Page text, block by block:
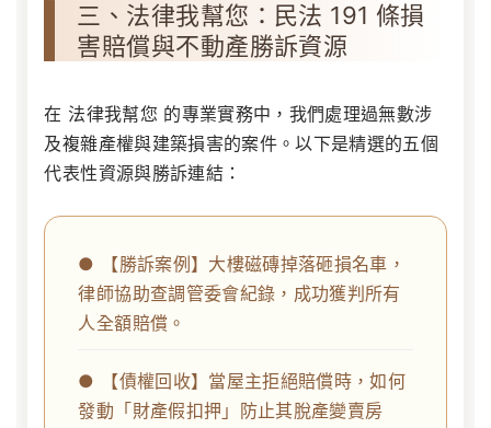
三、法律我幫您：民法 191 條損
害賠償與不動產勝訴資源
在 法律我幫您 的專業實務中，我們處理過無數涉
及複雜產權與建築損害的案件。以下是精選的五個
代表性資源與勝訴連結：
● 【勝訴案例】大樓磁磚掉落砸損名車，
律師協助查調管委會紀錄，成功獲判所有
人全額賠償。
● 【債權回收】當屋主拒絕賠償時，如何
發動「財產假扣押」防止其脫產變賣房